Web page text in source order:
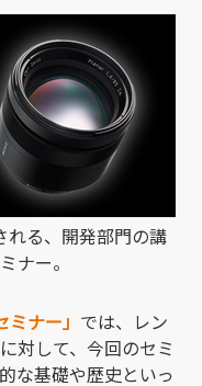
れる、開発部門の講
ナー。
ミナー」 では、レン
対して、今回のセミ
な基礎や歴史といっ